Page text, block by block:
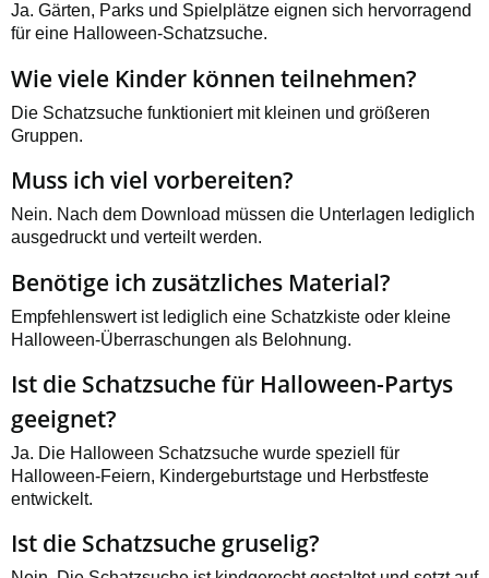
Ja. Gärten, Parks und Spielplätze eignen sich hervorragend
für eine Halloween-Schatzsuche.
Wie viele Kinder können teilnehmen?
Die Schatzsuche funktioniert mit kleinen und größeren
Gruppen.
Muss ich viel vorbereiten?
Nein. Nach dem Download müssen die Unterlagen lediglich
ausgedruckt und verteilt werden.
Benötige ich zusätzliches Material?
Empfehlenswert ist lediglich eine Schatzkiste oder kleine
Halloween-Überraschungen als Belohnung.
Ist die Schatzsuche für Halloween-Partys
geeignet?
Ja. Die Halloween Schatzsuche wurde speziell für
Halloween-Feiern, Kindergeburtstage und Herbstfeste
entwickelt.
Ist die Schatzsuche gruselig?